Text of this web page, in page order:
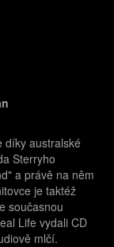
díky australské
Sterryho
a právě na něm
je taktéž
současnou
Life vydali CD
mlčí.